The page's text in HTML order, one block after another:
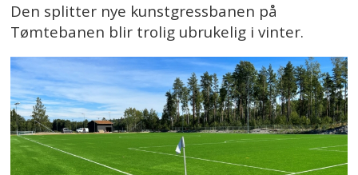
Den splitter nye kunstgressbanen på
Tømtebanen blir trolig ubrukelig i vinter.